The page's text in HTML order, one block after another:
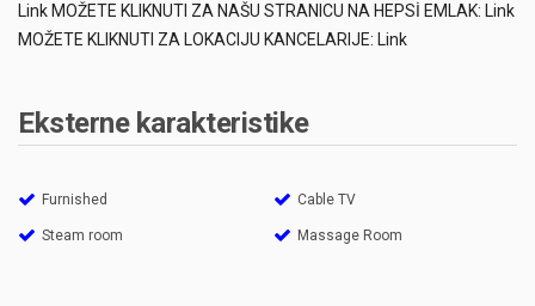
Link MOŽETE KLIKNUTI ZA NAŠU STRANICU NA HEPSİ EMLAK: Link
MOŽETE KLIKNUTI ZA LOKACIJU KANCELARIJE: Link
Eksterne karakteristike
Furnished Cable TV
Steam room Massage Room